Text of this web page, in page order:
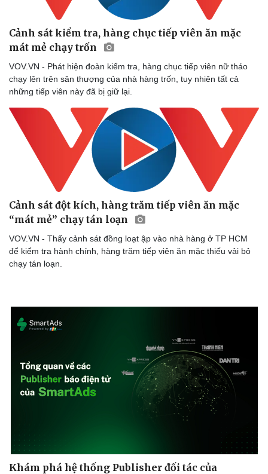
Dinh dưỡng - món ngon
Cây thuốc
Sản phụ khoa
Phòng mạch online
Ăn sạch sống khỏe
Đời sống
Nhà đẹp
Blog
Tình yêu - Gia đình
Cảnh sát kiểm tra, hàng chục tiếp viên ăn mặc
mát mẻ chạy trốn
VOV.VN - Phát hiện đoàn kiểm tra, hàng chục tiếp viên nữ tháo
chạy lên trên sân thượng của nhà hàng trốn, tuy nhiên tất cả
những tiếp viên này đã bị giữ lại.
Cảnh sát đột kích, hàng trăm tiếp viên ăn mặc
“mát mẻ” chạy tán loạn
VOV.VN - Thấy cảnh sát đồng loạt ập vào nhà hàng ở TP HCM
để kiểm tra hành chính, hàng trăm tiếp viên ăn mặc thiếu vải bỏ
chạy tán loạn.
Khám phá hệ thống Publisher đối tác của